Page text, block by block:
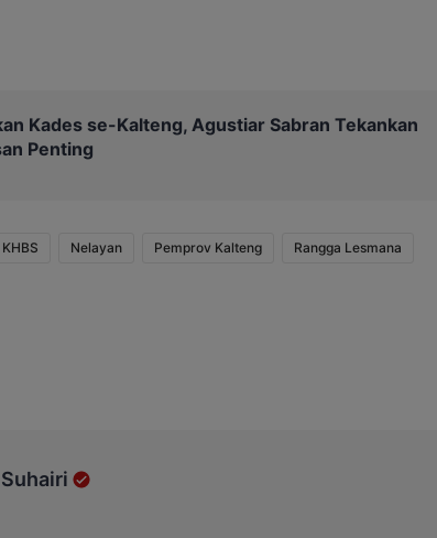
Kades se-Kalteng, Agustiar Sabran Tekankan
Penting
KHBS Nelayan Pemprov Kalteng Rangga Lesmana